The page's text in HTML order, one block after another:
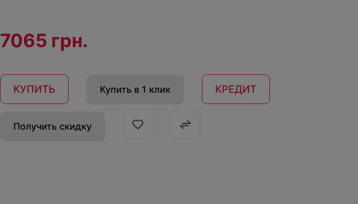
7065 грн.
КУПИТЬ Купить в 1 клик КРЕДИТ
Получить скидку